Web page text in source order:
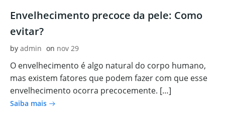
Envelhecimento precoce da pele: Como
evitar?
by admin on nov 29
O envelhecimento é algo natural do corpo humano,
mas existem fatores que podem fazer com que esse
envelhecimento ocorra precocemente. […]
Saiba mais